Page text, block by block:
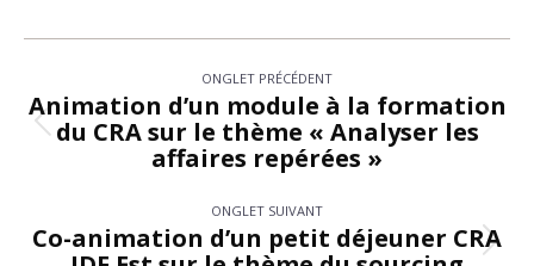
de
commentaire
ONGLET PRÉCÉDENT
Onglet
précédent
Animation d’un module à la formation
du CRA sur le thème « Analyser les
affaires repérées »
ONGLET SUIVANT
Onglet
Co-animation d’un petit déjeuner CRA